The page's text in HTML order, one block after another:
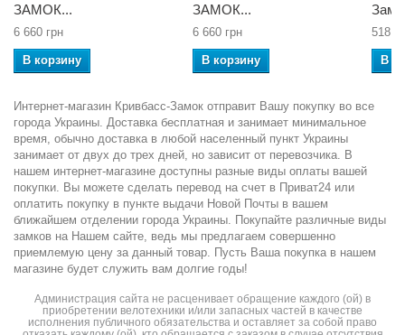
ЗАМОК...
6 660 грн
В корзину
ЗАМОК...
6 660 грн
В корзину
518
В
Интернет-магазин Кривбасс-Замок отправит Вашу покупку во все
города Украины. Доставка бесплатная и занимает минимальное
время, обычно доставка в любой населенный пункт Украины
занимает от двух до трех дней, но зависит от перевозчика. В
нашем интернет-магазине доступны разные виды оплаты вашей
покупки. Вы можете сделать перевод на счет в Приват24 или
оплатить покупку в пункте выдачи Новой Почты в вашем
ближайшем отделении города Украины. Покупайте различные виды
замков на Нашем сайте, ведь мы предлагаем совершенно
приемлемую цену за данный товар. Пусть Ваша покупка в нашем
магазине будет служить вам долгие годы!
Администрация сайта не расценивает обращение каждого (ой) в
приобретении велотехники и/или запасных частей в качестве
исполнения публичного обязательства и оставляет за собой право